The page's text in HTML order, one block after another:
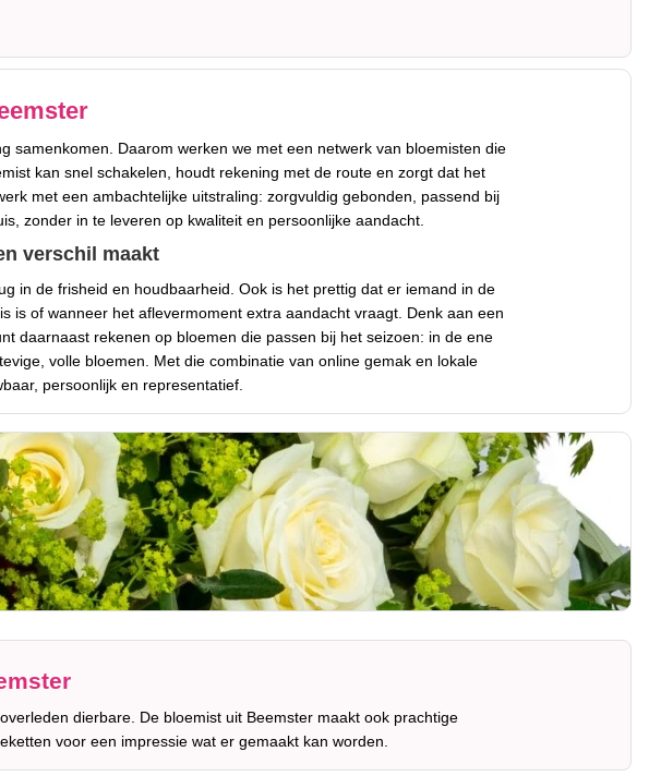
samenkomen. Daarom werken we met een netwerk van bloemisten die
kan snel schakelen, houdt rekening met de route en zorgt dat het
met een ambachtelijke uitstraling: zorgvuldig gebonden, passend bij
zonder in te leveren op kwaliteit en persoonlijke aandacht.
verschil maakt
in de frisheid en houdbaarheid. Ook is het prettig dat er iemand in de
is of wanneer het aflevermoment extra aandacht vraagt. Denk aan een
daarnaast rekenen op bloemen die passen bij het seizoen: in de ene
volle bloemen. Met die combinatie van online gemak en lokale
persoonlijk en representatief.
dierbare. De bloemist uit Beemster maakt ook prachtige
voor een impressie wat er gemaakt kan worden.